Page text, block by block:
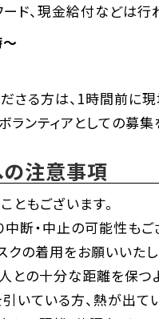
ード、現金給付などは行
さる方は、1時間前に
ンティアとしての募集
注意事項
ともございます。
断・中止の可能性もご
の着用をお願いいたし
との十分な距離を保つ
いている方、熱が出